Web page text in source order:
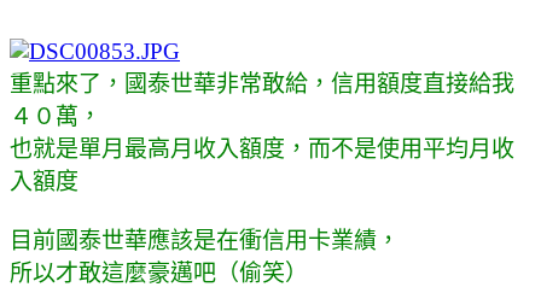
重點來了，國泰世華非常敢給，信用額度直接給我
４０萬，
也就是單月最高月收入額度，而不是使用平均月收
入額度
目前國泰世華應該是在衝信用卡業績，
所以才敢這麼豪邁吧（偷笑）